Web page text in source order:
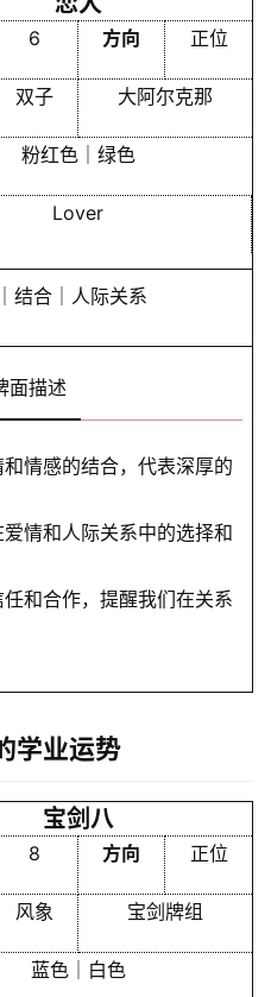
6 方向 正位
双子 大阿尔克那
粉红色｜绿色
Lover
结合｜人际关系
面描述
情感的结合，代表深厚的
情和人际关系中的选择和
和合作，提醒我们在关系
学业运势
宝剑八
8 方向 正位
风象 宝剑牌组
蓝色｜白色